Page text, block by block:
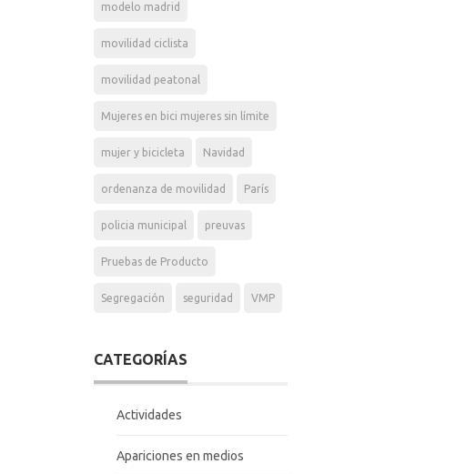
modelo madrid
movilidad ciclista
movilidad peatonal
Mujeres en bici mujeres sin límite
mujer y bicicleta Navidad
ordenanza de movilidad París
policia municipal preuvas
Pruebas de Producto
Segregación seguridad VMP
CATEGORÍAS
Actividades
Apariciones en medios